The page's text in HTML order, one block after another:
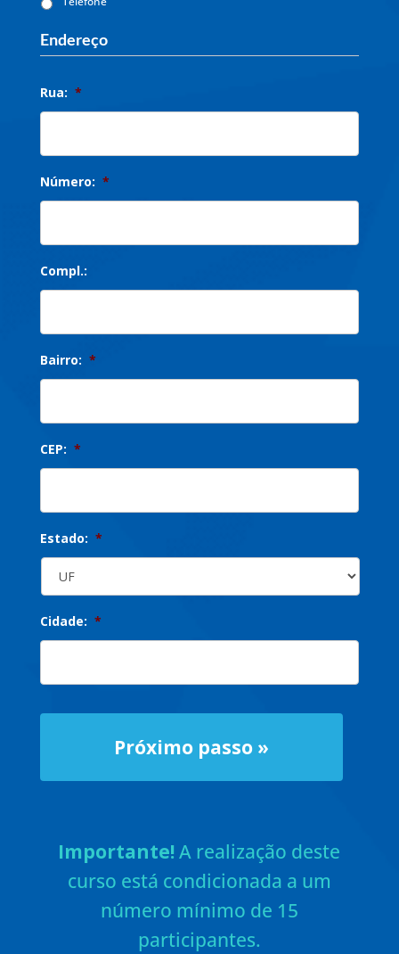
Endereço
Rua: *
Número: *
Compl.:
Bairro: *
CEP: *
Estado: *
Cidade: *
Importante! A realização deste
curso está condicionada a um
número mínimo de 15
participantes.